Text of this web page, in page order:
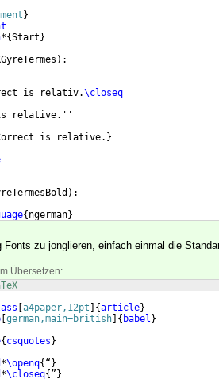
}
*{Start }
) :
is relativ.\closeq
relative.''
is relative. }
) :
{ ngerman}
zu jonglieren, einfach einmal die
Übersetzen:
a4paper,12pt {article}
german,main=british { babel }
{ csquotes }
*\openq{ “ }
*\closeq{ ” }